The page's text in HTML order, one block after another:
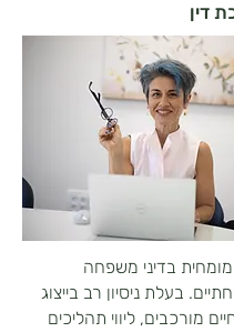
דין
בדיני משפחה
בעלת ניסיון רב בייצוג
מורכבים, ליווי תהליכים